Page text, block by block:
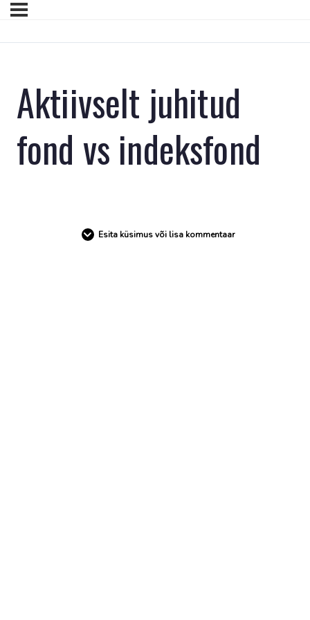
Aktiivselt juhitud
fond vs indeksfond
Esita küsimus või lisa kommentaar